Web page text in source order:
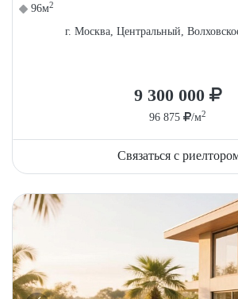
96м2
г. Москва, Центральный,
9 300 000
96 875 /м2
Связаться с